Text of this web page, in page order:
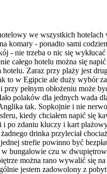
we wszystkich hotelach
komary - ponadto sami
- nie trzeba o nic się
całego hotelu można się
Zaraz przy plaży jest
to w Egipcie ale duży wybór
pełnym obłożeniu może
polaków dla jednych wada
tak. Sopkojnie i nie
kiedy chciałem napić się
po zdaniu kluczy i kart
drinka przyleciał
strefie powinno być
bungalowie czu w
można rano wywalić się
jestem zadowolony z